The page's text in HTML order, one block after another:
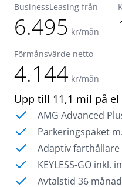
BusinessLeasing från
6.495 kr/mån
Förmånsvärde netto
4.144 kr/mån
Upp till 11,1 mil på el
AMG Advanced
Parkeringspaket
Adaptiv farthållare
KEYLESS-GO
Avtalstid 36